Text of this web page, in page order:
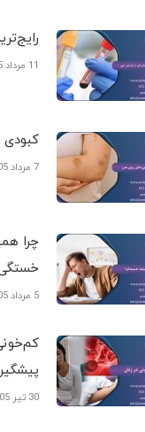
11 مرداد 1405
کبودی‌
7 مرداد 1405
چرا
5 مرداد 1405
30 تیر 1405